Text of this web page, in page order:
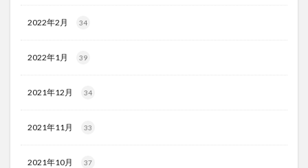
2022年2月 34
2022年1月 39
2021年12月 34
2021年11月 33
2021年10月 37